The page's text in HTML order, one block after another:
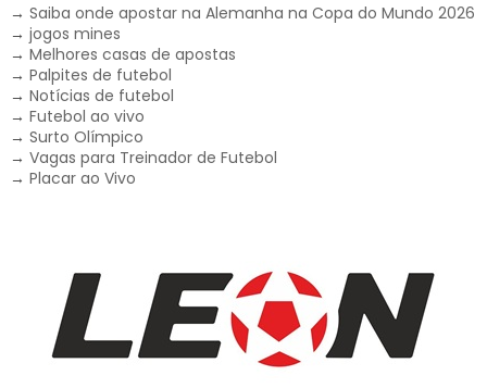
→ Saiba onde apostar na Alemanha na Copa do Mundo 2026
→ jogos mines
→ Melhores casas de apostas
→ Palpites de futebol
→ Notícias de futebol
→ Futebol ao vivo
→ Surto Olímpico
→ Vagas para Treinador de Futebol
→ Placar ao Vivo